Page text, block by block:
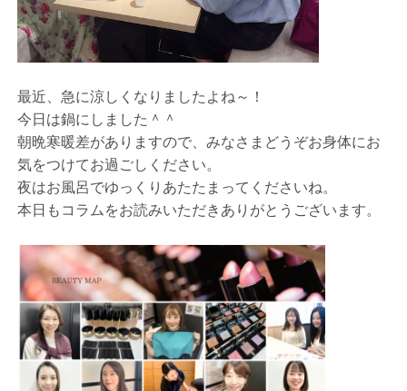
最近、急に涼しくなりましたよね～！
今日は鍋にしました＾＾
朝晩寒暖差がありますので、みなさまどうぞお身体にお
気をつけてお過ごしください。
夜はお風呂でゆっくりあたたまってくださいね。
本日もコラムをお読みいただきありがとうございます。